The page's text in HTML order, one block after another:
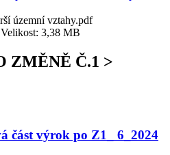
územní vztahy.pdf
3,38 MB
ZMĚNĚ Č.1 >
část výrok po Z1_ 6_2024